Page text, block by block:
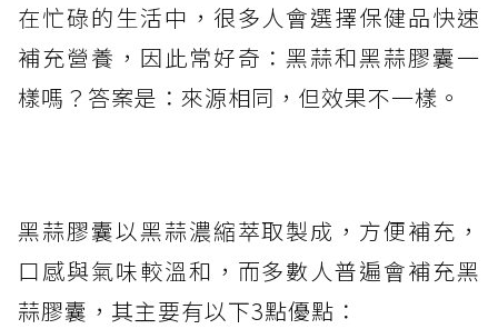
在忙碌的生活中，很多人會選擇保健品快速
補充營養，因此常好奇：黑蒜和黑蒜膠囊一
樣嗎？答案是：來源相同，但效果不一樣。
黑蒜膠囊以黑蒜濃縮萃取製成，方便補充，
口感與氣味較溫和，而多數人普遍會補充黑
蒜膠囊，其主要有以下3點優點：